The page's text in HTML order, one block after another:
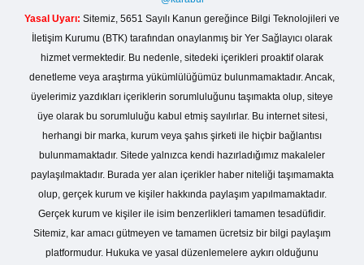
Yasal Uyarı: Sitemiz, 5651 Sayılı Kanun gereğince Bilgi Teknolojileri ve
İletişim Kurumu (BTK) tarafından onaylanmış bir Yer Sağlayıcı olarak
hizmet vermektedir. Bu nedenle, sitedeki içerikleri proaktif olarak
denetleme veya araştırma yükümlülüğümüz bulunmamaktadır. Ancak,
üyelerimiz yazdıkları içeriklerin sorumluluğunu taşımakta olup, siteye
üye olarak bu sorumluluğu kabul etmiş sayılırlar. Bu internet sitesi,
herhangi bir marka, kurum veya şahıs şirketi ile hiçbir bağlantısı
bulunmamaktadır. Sitede yalnızca kendi hazırladığımız makaleler
paylaşılmaktadır. Burada yer alan içerikler haber niteliği taşımamakta
olup, gerçek kurum ve kişiler hakkında paylaşım yapılmamaktadır.
Gerçek kurum ve kişiler ile isim benzerlikleri tamamen tesadüfidir.
Sitemiz, kar amacı gütmeyen ve tamamen ücretsiz bir bilgi paylaşım
platformudur. Hukuka ve yasal düzenlemelere aykırı olduğunu